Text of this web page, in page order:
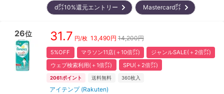
d㌽10%還元エントリー Mastercard㌽
26位 31.7 円/枚 13,490円 14,200円
5%OFF マラソン11店(＋10倍㌽)
ジャンルSALE(＋2倍㌽)
ウェブ検索利用(＋1倍㌽)
SPU(＋2倍㌽)
2061ポイント 送料無料 360枚入
アイテンプ (Rakuten)